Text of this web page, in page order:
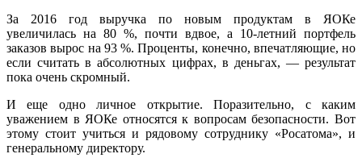
За 2016 год выручка по новым про­дуктам в ЯОКе
увеличилась на 80 %, по­чти вдвое, а 10-летний портфель
заказов вырос на 93 %. Проценты, конечно, впе­чатляющие, но
если считать в абсолют­ных цифрах, в деньгах, — результат
пока очень скромный.
И еще одно личное открытие. Порази­тельно, с каким
уважением в ЯОКе отно­сятся к вопросам безопасности. Вот
это­му стоит учиться и рядовому сотруднику «Росатома», и
генеральному директору.